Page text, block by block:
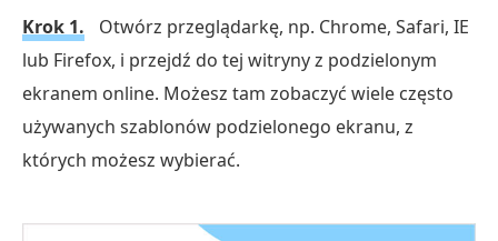
Krok 1.
Otwórz przeglądarkę, np. Chrome, Safari, IE
lub Firefox, i przejdź do tej witryny z podzielonym
ekranem online. Możesz tam zobaczyć wiele często
używanych szablonów podzielonego ekranu, z
których możesz wybierać.